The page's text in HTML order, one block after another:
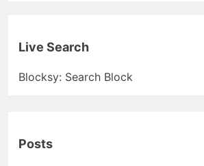
Live Search
Blocksy: Search Block
Posts